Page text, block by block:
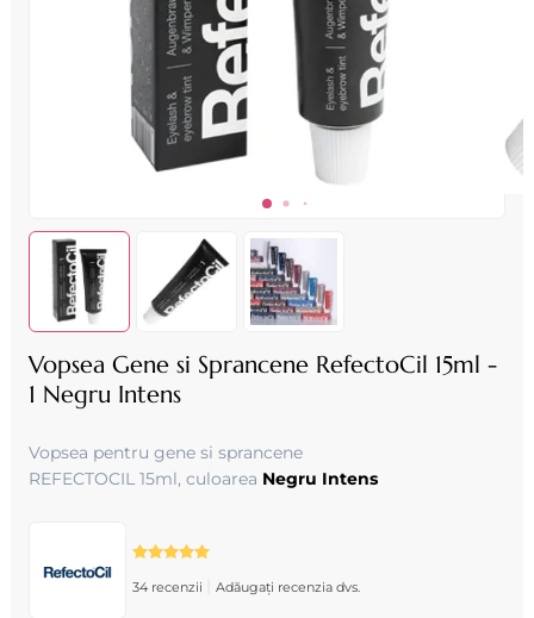
Vopsea Gene si Sprancene RefectoCil 15ml -
1 Negru Intens
Vopsea pentru gene si sprancene
REFECTOCIL 15ml, culoarea Negru Intens
34 recenzii Adăugați recenzia dvs.